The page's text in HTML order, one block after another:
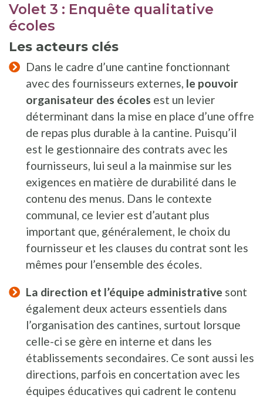
Volet 3 : Enquête qualitative
écoles
Les acteurs clés
Dans le cadre d’une cantine fonctionnant
avec des fournisseurs externes, le pouvoir
organisateur des écoles est un levier
déterminant dans la mise en place d’une offre
de repas plus durable à la cantine. Puisqu’il
est le gestionnaire des contrats avec les
fournisseurs, lui seul a la mainmise sur les
exigences en matière de durabilité dans le
contenu des menus. Dans le contexte
communal, ce levier est d’autant plus
important que, généralement, le choix du
fournisseur et les clauses du contrat sont les
mêmes pour l’ensemble des écoles.
La direction et l’équipe administrative sont
également deux acteurs essentiels dans
l’organisation des cantines, surtout lorsque
celle-ci se gère en interne et dans les
établissements secondaires. Ce sont aussi les
directions, parfois en concertation avec les
équipes éducatives qui cadrent le contenu